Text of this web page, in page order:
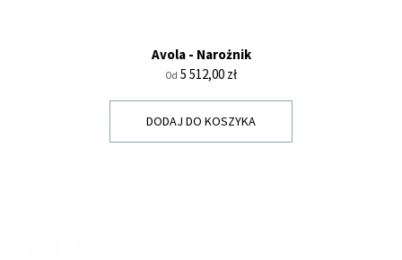
Avola - Narożnik
Od Cena
5 512,00 zł
DODAJ DO KOSZYKA